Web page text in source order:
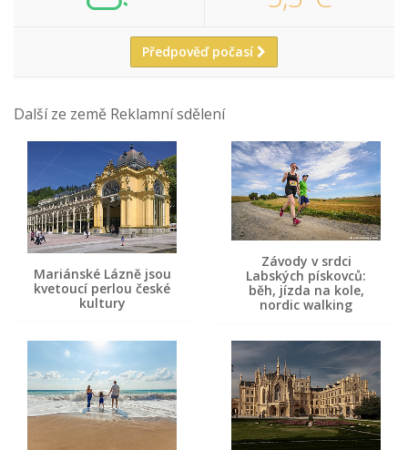
Předpověď počasí
Další ze země Reklamní sdělení
Mariánské Lázně jsou
kvetoucí perlou české
kultury
Závody v srdci
Labských pískovců:
běh, jízda na kole,
nordic walking